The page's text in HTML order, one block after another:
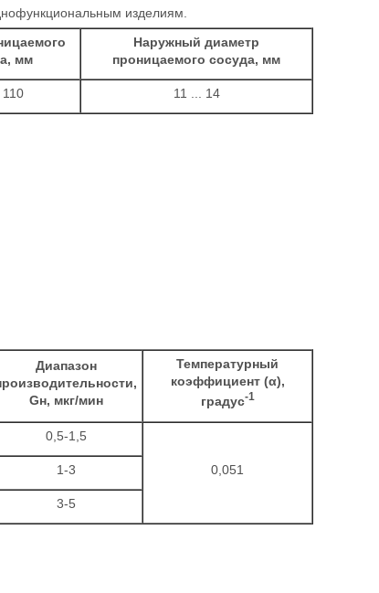
изделиям.
мм
Наружный диаметр
проницаемого сосуда, мм
11 ... 14
Диапазон
Gн, мкг/мин
Температурный
коэффициент (α),
градус-1
0,5-1,5
0,051
1-3
3-5